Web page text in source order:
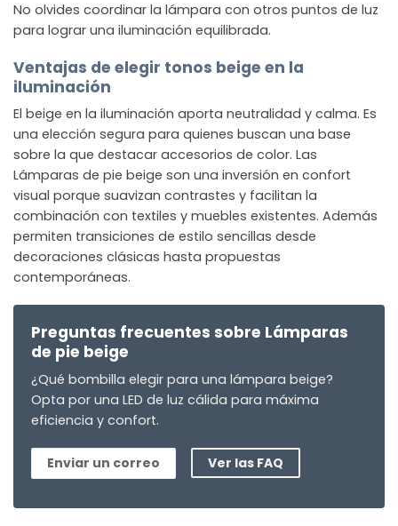
No olvides coordinar la lámpara con otros puntos de luz
para lograr una iluminación equilibrada.
Ventajas de elegir tonos beige en la
iluminación
El beige en la iluminación aporta neutralidad y calma. Es
una elección segura para quienes buscan una base
sobre la que destacar accesorios de color. Las
Lámparas de pie beige son una inversión en confort
visual porque suavizan contrastes y facilitan la
combinación con textiles y muebles existentes. Además
permiten transiciones de estilo sencillas desde
decoraciones clásicas hasta propuestas
contemporáneas.
Preguntas frecuentes sobre Lámparas
de pie beige
¿Qué bombilla elegir para una lámpara beige?
Opta por una LED de luz cálida para máxima
eficiencia y confort.
Enviar un correo Ver las FAQ